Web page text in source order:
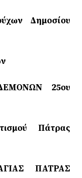
Δημοσίου
25ου
Πάτρας
ΠΑΤΡΑΣ